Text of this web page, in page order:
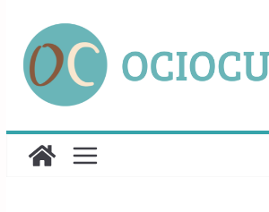
contenido